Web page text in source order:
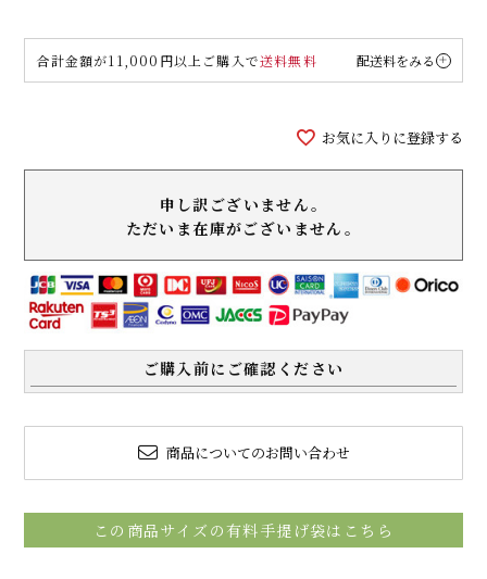
合計金額が11,000円以上ご購入で送料無料 配送料をみる
お気に入りに登録する
申し訳ございません。
ただいま在庫がございません。
ご購入前にご確認ください
商品についてのお問い合わせ
この商品サイズの有料手提げ袋はこちら